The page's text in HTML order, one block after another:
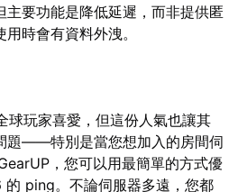
主要功能是降低延遲，而非提供匿
時會有資料外洩。
玩家喜愛，但這份人氣也讓其
題——特別是當您想加入的房間伺
，您可以用最簡單的方式優
的 ping。不論伺服器多遠，您都